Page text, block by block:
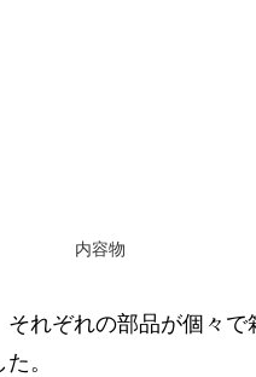
内容物
それぞれの部品が個々で
。